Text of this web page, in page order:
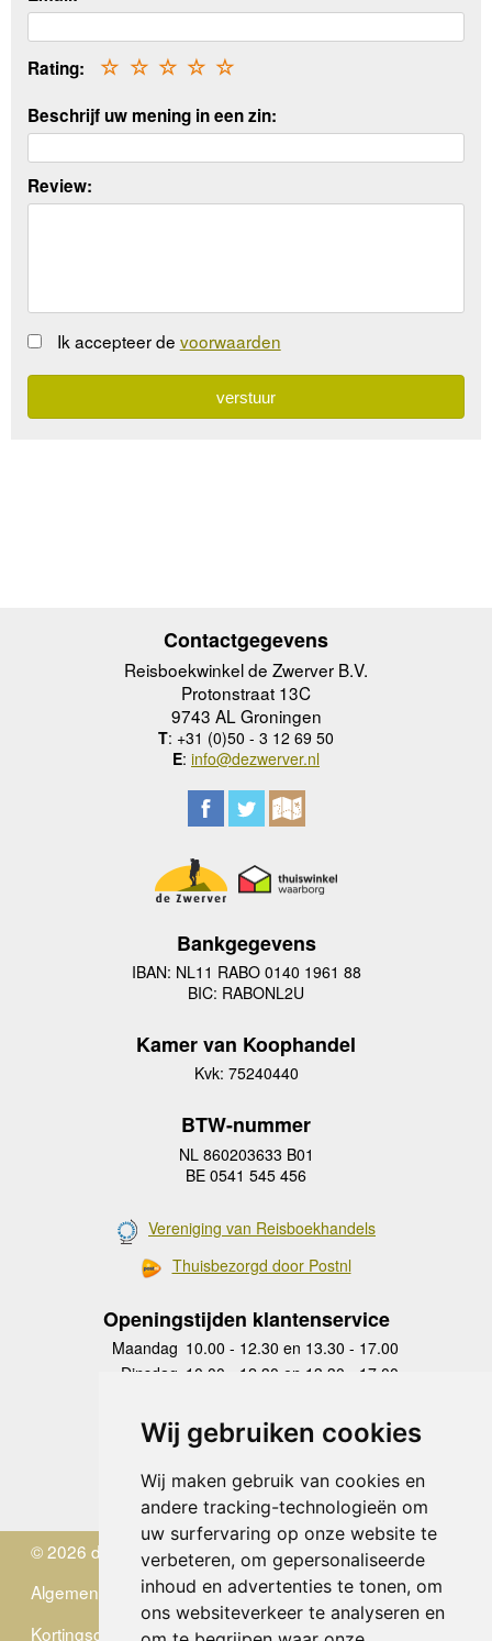
Wij gebruiken cookies
Wij maken gebruik van cookies en
andere tracking-technologieën om
uw surfervaring op onze website te
verbeteren, om gepersonaliseerde
inhoud en advertenties te tonen, om
ons websiteverkeer te analyseren en
Rating: ☆
☆
☆
☆
☆
Beschrijf uw mening in een zin:
Review:
Ik accepteer de voorwaarden
Contactgegevens
Reisboekwinkel de Zwerver B.V.
Protonstraat 13C
9743 AL Groningen
T: +31 (0)50 - 3 12 69 50
E: info@dezwerver.nl
Bankgegevens
IBAN: NL11 RABO 0140 1961 88
BIC: RABONL2U
Kamer van Koophandel
Kvk: 75240440
BTW-nummer
NL 860203633 B01
BE 0541 545 456
Vereniging van Reisboekhandels
Thuisbezorgd door Postnl
Openingstijden klantenservice
Maandag 10.00 - 12.30 en 13.30 - 17.00
Dinsdag 10.00 - 12.30 en 13.30 - 17.00
Donderdag
10.00 - 12.30 en 13.30 - 17.00
Vrijdag 10.00 - 12.30 en 13.30 - 17.00
Zaterdag
gesloten
Zondag gesloten
© 2026 de Zwerver
Algemene Voorwaarden
Kortingscode